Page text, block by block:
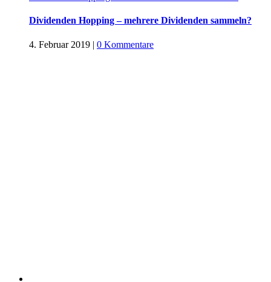
Dividenden Hopping – mehrere Dividenden sammeln?
4. Februar 2019 | 0 Kommentare